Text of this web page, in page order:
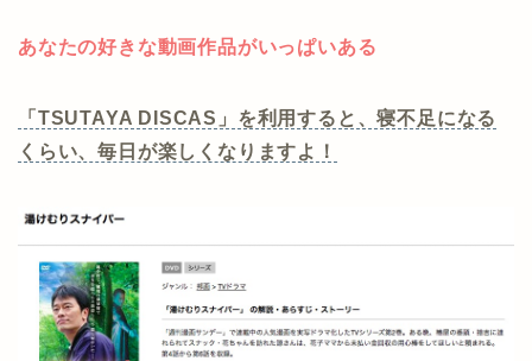
あなたの好きな動画作品がいっぱいある
「TSUTAYA DISCAS」を利用すると、寝不足になる
くらい、毎日が楽しくなりますよ！